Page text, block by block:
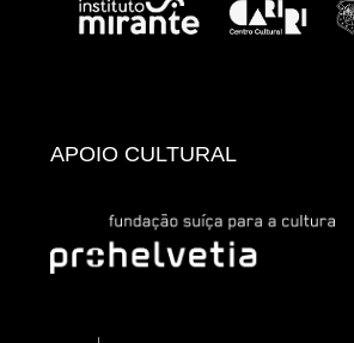
APOIO CULTURAL